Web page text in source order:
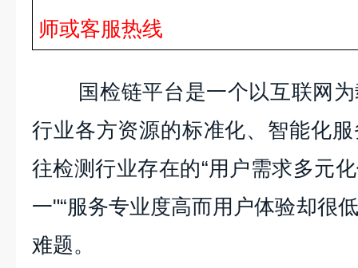
师或客服热线
国检链平台是一个以互联网
行业各方资源的标准化、智能化
往检测行业存在的“用户需求多元
一"“服务专业度高而用户体验却很
难题。